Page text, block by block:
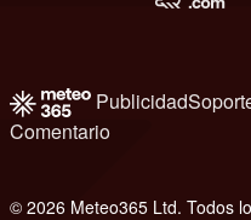
Publicidad
Comentario
© 2026 Meteo365 Ltd. Todos